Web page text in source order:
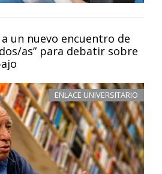
un nuevo encuentro de
as” para debatir sobre
ENLACE UNIVERSITARIO